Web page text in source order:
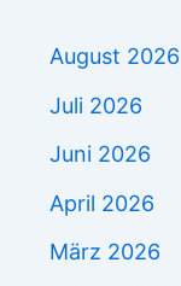
August 2026
Juli 2026
Juni 2026
April 2026
März 2026